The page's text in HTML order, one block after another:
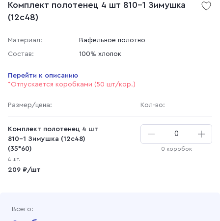
Комплект полотенец 4 шт 810-1 Зимушка
(12с48)
Материал:
Вафельное полотно
Состав:
100% хлопок
Перейти к описанию
*Отпускается коробками (50 шт/кор.)
Размер/цена: Кол-во:
Комплект полотенец 4 шт
810-1 Зимушка (12с48)
(35*60)
4 шт.
209 ₽/шт
0 коробок
Всего: